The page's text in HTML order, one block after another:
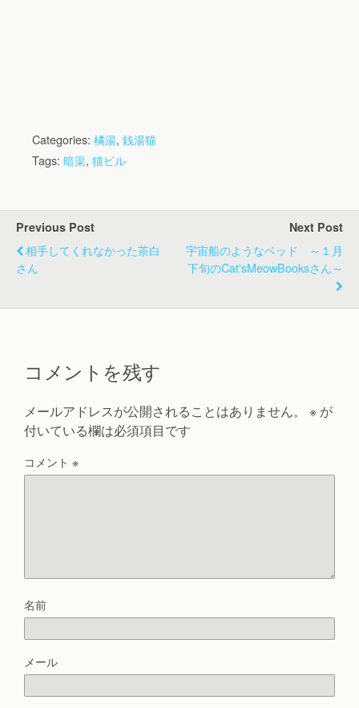
Categories: 橘湯, 銭湯猫
Tags: 暗渠, 猫ビル
Previous Post
相手してくれなかった茶白
さん
Next Post
宇宙船のようなベッド ～１月
下旬のCat'sMeowBooksさん～
コメントを残す
メールアドレスが公開されることはありません。 ※ が
付いている欄は必須項目です
コメント ※
名前
メール